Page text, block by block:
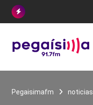
Skip
Pegaisimafm noticias